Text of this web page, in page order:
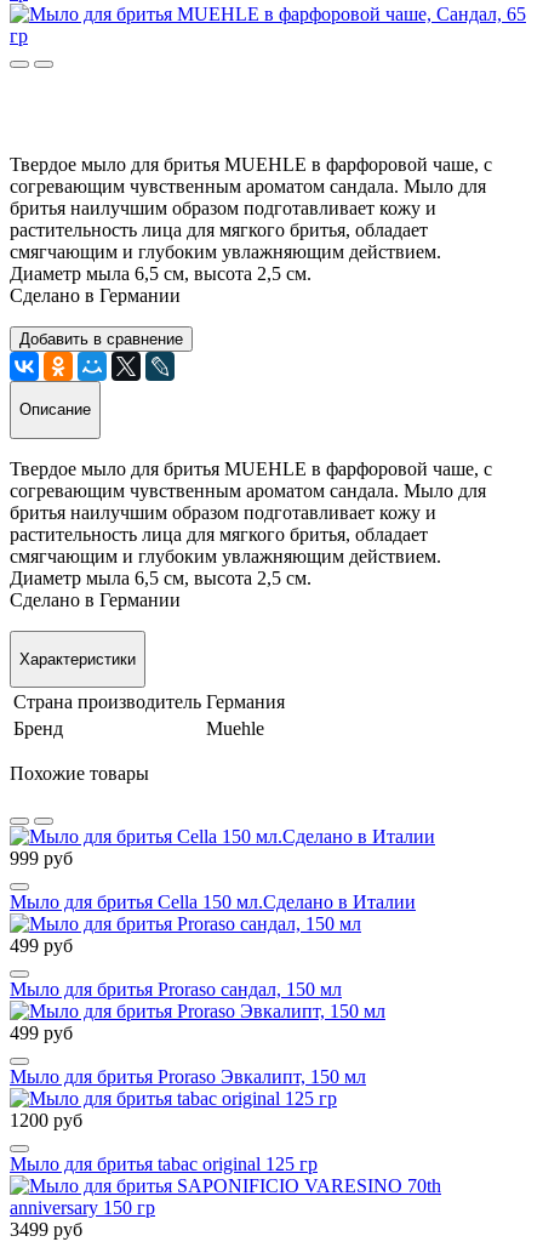
Твердое мыло для бритья MUEHLE в фарфоровой чаше, с
согревающим чувственным ароматом сандала. Мыло для
бритья наилучшим образом подготавливает кожу и
растительность лица для мягкого бритья, обладает
смягчающим и глубоким увлажняющим действием.
Диаметр мыла 6,5 см, высота 2,5 см.
Сделано в Германии
Добавить в сравнение
Описание
Твердое мыло для бритья MUEHLE в фарфоровой чаше, с
согревающим чувственным ароматом сандала. Мыло для
бритья наилучшим образом подготавливает кожу и
растительность лица для мягкого бритья, обладает
смягчающим и глубоким увлажняющим действием.
Диаметр мыла 6,5 см, высота 2,5 см.
Сделано в Германии
Характеристики
Страна производитель Германия
Бренд
Muehle
Похожие товары
999 руб
Мыло для бритья Cella 150 мл.Сделано в Италии
499 руб
Мыло для бритья Proraso сандал, 150 мл
499 руб
Мыло для бритья Proraso Эвкалипт, 150 мл
1200 руб
Мыло для бритья tabac original 125 гр
3499 руб